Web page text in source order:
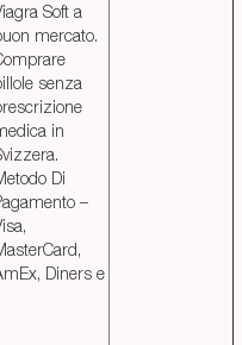
Soft a
mercato.
senza
in
Di
–
Diners e